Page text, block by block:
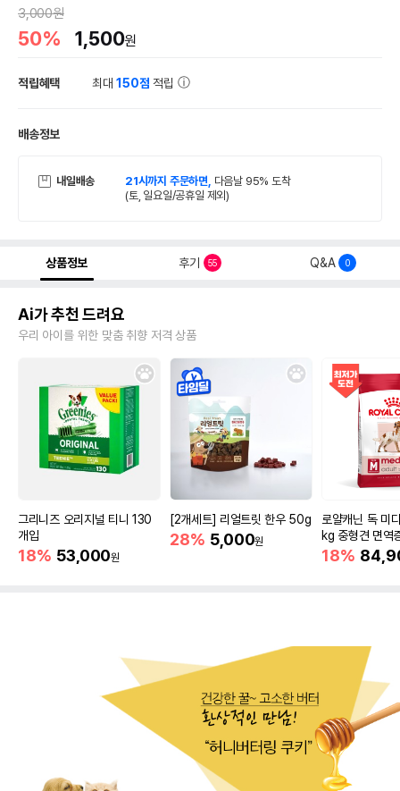
3,000원
50% 1,500원
적립혜택 최대150점 적립
배송정보
내일배송 21시까지 주문하면, 다음날 95% 도착
(토, 일요일/공휴일 제외)
상품정보 후기 55 Q&A 0
Ai가 추천 드려요
우리 아이를 위한 맞춤 취향 저격 상품
그리니즈 오리지널 티니 130
개입
18% 53,000원
[2개세트] 리얼트릿 한우 50g
28% 5,000원
로얄캐닌 독 미
kg 중형견 면역
18%